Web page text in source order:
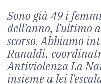
Sono già 49 i
dell’anno, l’ultimo
scorso. Abbiamo
Ranaldi,
Antiviolenza La
insieme a lei